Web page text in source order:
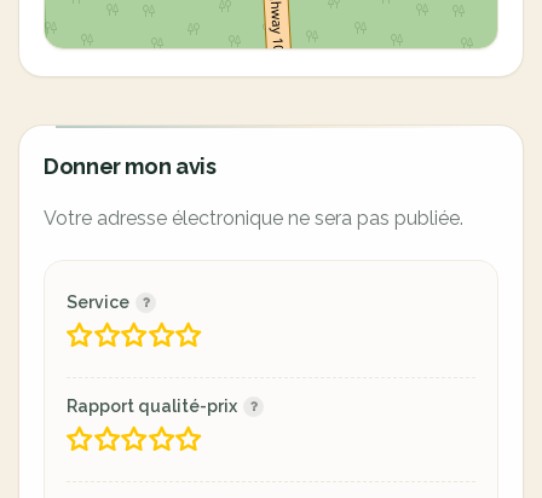
Donner mon avis
Votre adresse électronique ne sera pas publiée.
Service
Rapport qualité-prix